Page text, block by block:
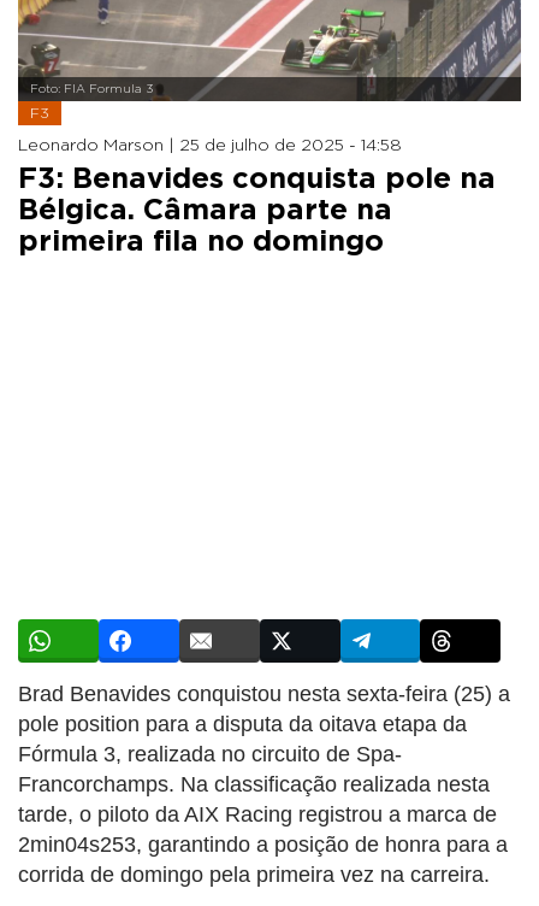
Foto: FIA Formula 3
F3
Leonardo Marson | 25 de julho de 2025 - 14:58
F3: Benavides conquista pole na
Bélgica. Câmara parte na
primeira fila no domingo
Brad Benavides conquistou nesta sexta-feira (25) a
pole position para a disputa da oitava etapa da
Fórmula 3, realizada no circuito de Spa-
Francorchamps. Na classificação realizada nesta
tarde, o piloto da AIX Racing registrou a marca de
2min04s253, garantindo a posição de honra para a
corrida de domingo pela primeira vez na carreira.